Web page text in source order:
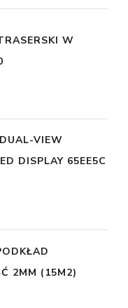
W
VIEW
DISPLAY 65EE5C
2MM (15M2)